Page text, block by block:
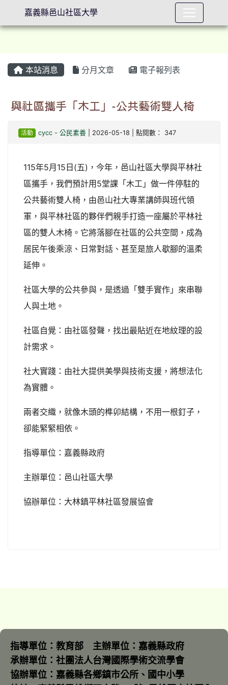
本站消息 分月文章 電子報列表
與社區攜手「木工」-公共藝術雙人椅
活動 cycc- 公民素養| 2026-05-18 | 點閱數： 347
115年5月15日(五)，今年，邑山社區大學與平林社
區攜手，我們預計用5堂課「木工」做一件停駐的
公共藝術雙人椅，由邑山社大專業講師與班代領
軍，與平林社區的夥伴們親手打造一座屬於平林社
區的雙人木椅。它將落腳在社區的公共空間，成為
居民午後乘涼、日常對話、甚至是旅人歇腳的溫柔
延伸。
社區大學的公共參與，是透過「雙手實作」來串聯
人與土地。
社區自覺：由社區發聲，找出最貼近在地紋理的設
計需求。
社大實踐：由社大提供美學與技術支援，將想法化
為實體。
兩者交織，就像木頭的榫卯結構，不用一根釘子，
卻能緊緊相依。
指導單位：嘉義縣政府
主辦單位：邑山社區大學
協辦單位：大林鎮平林社區發展協會
指導單位：教育部 主辦單位：嘉義縣政府
承辦單位：社團法人台灣國際學術交流學會
協辦單位：嘉義縣各鄉鎮市公所、國中小學
嘉義縣邑山社區大學